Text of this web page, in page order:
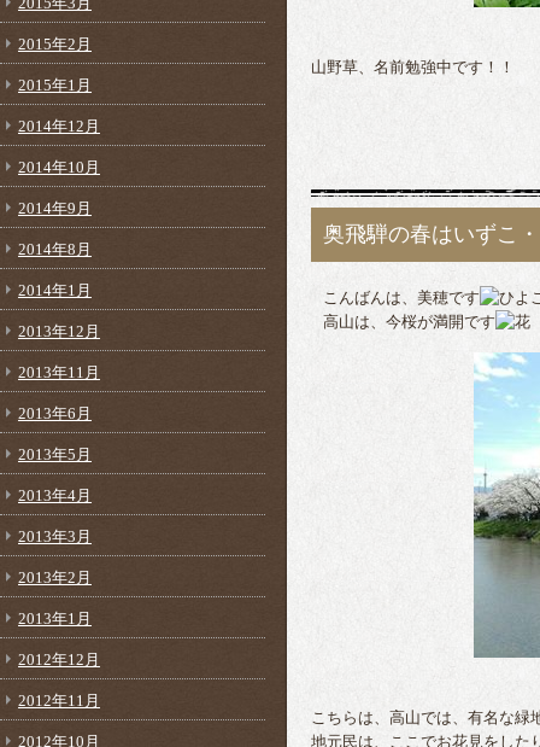
2015年2月
2015年1月
2014年12月
2014年10月
2014年9月
2014年8月
2014年1月
2013年12月
2013年11月
2013年6月
2013年5月
2013年4月
2013年3月
2013年2月
2013年1月
2012年12月
2012年11月
2012年10月
山野草、名前勉強中です！！
奥飛騨の春はいずこ
こんばんは、美穂です
高山は、今桜が満開です
こちらは、高山では、有名な緑
地元民は、ここでお花見をした